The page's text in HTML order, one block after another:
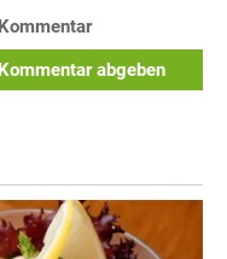
Kommentar abgeben